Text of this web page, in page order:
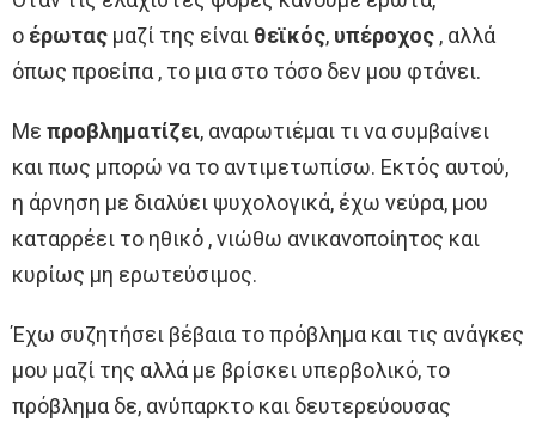
ο έρωτας μαζί της είναι θεϊκός, υπέροχος , αλλά
όπως προείπα , το μια στο τόσο δεν μου φτάνει.
Με προβληματίζει, αναρωτιέμαι τι να συμβαίνει
και πως μπορώ να το αντιμετωπίσω. Εκτός αυτού,
η άρνηση με διαλύει ψυχολογικά, έχω νεύρα, μου
καταρρέει το ηθικό , νιώθω ανικανοποίητος και
κυρίως μη ερωτεύσιμος.
Έχω συζητήσει βέβαια το πρόβλημα και τις ανάγκες
μου μαζί της αλλά με βρίσκει υπερβολικό, το
πρόβλημα δε, ανύπαρκτο και δευτερεύουσας